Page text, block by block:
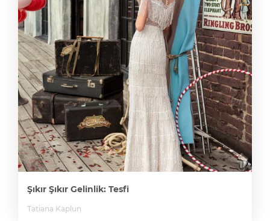
Şıkır Şıkır Gelinlik: Tesfi
Tatiana Kaplun